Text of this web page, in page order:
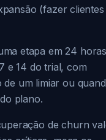
(fazer clientes
etapa em 24
e 14 do trial, com
um limiar ou
plano.
de churn